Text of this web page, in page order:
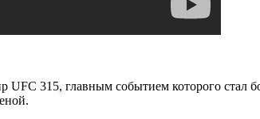
UFC 315, главным событием которого